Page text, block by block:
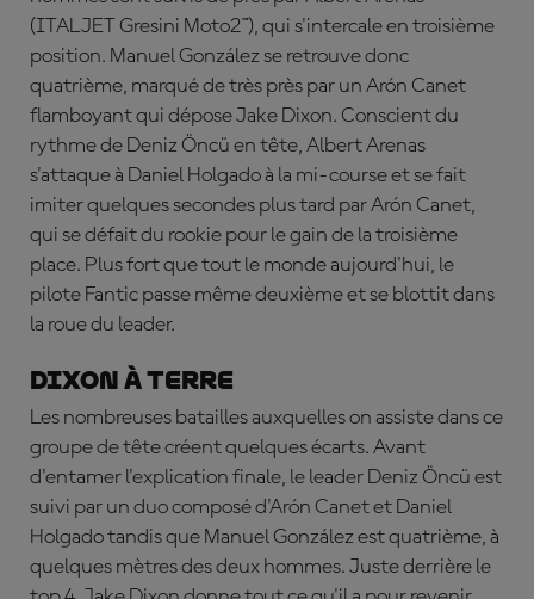
(ITALJET Gresini Moto2™), qui s'intercale en troisième
position. Manuel González se retrouve donc
quatrième, marqué de très près par un Arón Canet
flamboyant qui dépose Jake Dixon. Conscient du
rythme de Deniz Öncü en tête, Albert Arenas
s'attaque à Daniel Holgado à la mi-course et se fait
imiter quelques secondes plus tard par Arón Canet,
qui se défait du rookie pour le gain de la troisième
place. Plus fort que tout le monde aujourd'hui, le
pilote Fantic passe même deuxième et se blottit dans
la roue du leader.
Dixon à terre
Les nombreuses batailles auxquelles on assiste dans ce
groupe de tête créent quelques écarts. Avant
d'entamer l'explication finale, le leader Deniz Öncü est
suivi par un duo composé d'Arón Canet et Daniel
Holgado tandis que Manuel González est quatrième, à
quelques mètres des deux hommes. Juste derrière le